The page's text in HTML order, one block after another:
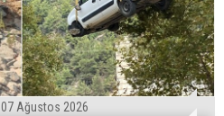
07 Ağustos 2026